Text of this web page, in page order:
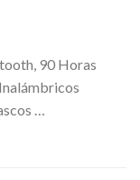
90 Horas
…